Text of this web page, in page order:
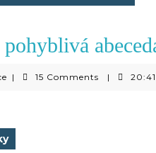
Verča
| 15 Comments | 20:41